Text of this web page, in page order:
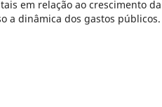
em relação ao crescimento
a dinâmica dos gastos públicos.